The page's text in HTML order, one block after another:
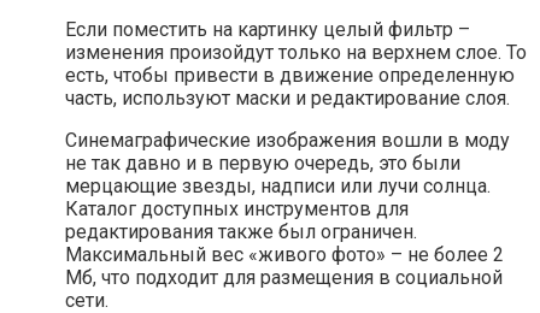
Если поместить на картинку целый фильтр –
изменения произойдут только на верхнем слое. То
есть, чтобы привести в движение определенную
часть, используют маски и редактирование слоя.
Синемаграфические изображения вошли в моду
не так давно и в первую очередь, это были
мерцающие звезды, надписи или лучи солнца.
Каталог доступных инструментов для
редактирования также был ограничен.
Максимальный вес «живого фото» – не более 2
Мб, что подходит для размещения в социальной
сети.